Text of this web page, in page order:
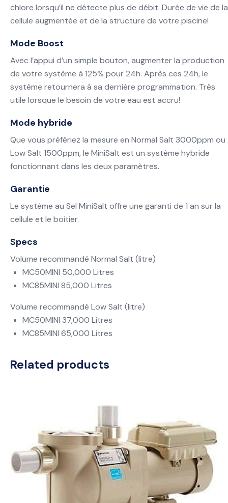
chlore lorsqu’il ne détecte plus de débit. Durée de vie de la
cellule augmentée et de la structure de votre piscine!
Mode Boost
Avec l’appui d’un simple bouton, augmenter la production
de votre système à 125% pour 24h. Après ces 24h, le
système retournera à sa dernière programmation. Très
utile lorsque le besoin de votre eau est accru!
Mode hybride
Que vous préfériez la mesure en Normal Salt 3000ppm ou
Low Salt 1500ppm, le MiniSalt est un système hybride
fonctionnant dans les deux paramètres.
Garantie
Le système au Sel MiniSalt offre une garanti de 1 an sur la
cellule et le boitier.
Specs
Volume recommandé Normal Salt (litre)
MC50MINI 50,000 Litres
MC85MINI 85,000 Litres
Volume recommandé Low Salt (litre)
MC50MINI 37,000 Litres
MC85MINI 65,000 Litres
Related products